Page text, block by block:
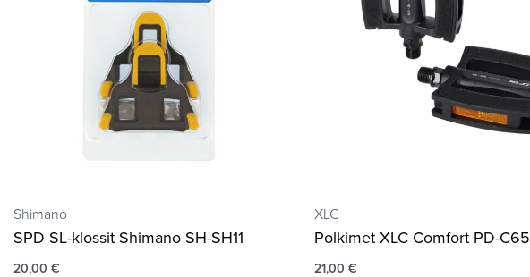
Shimano
SPD SL-klossit Shimano SH-SH11
20,00 €
XLC
Polkimet XLC Comfort PD-C65
21,00 €